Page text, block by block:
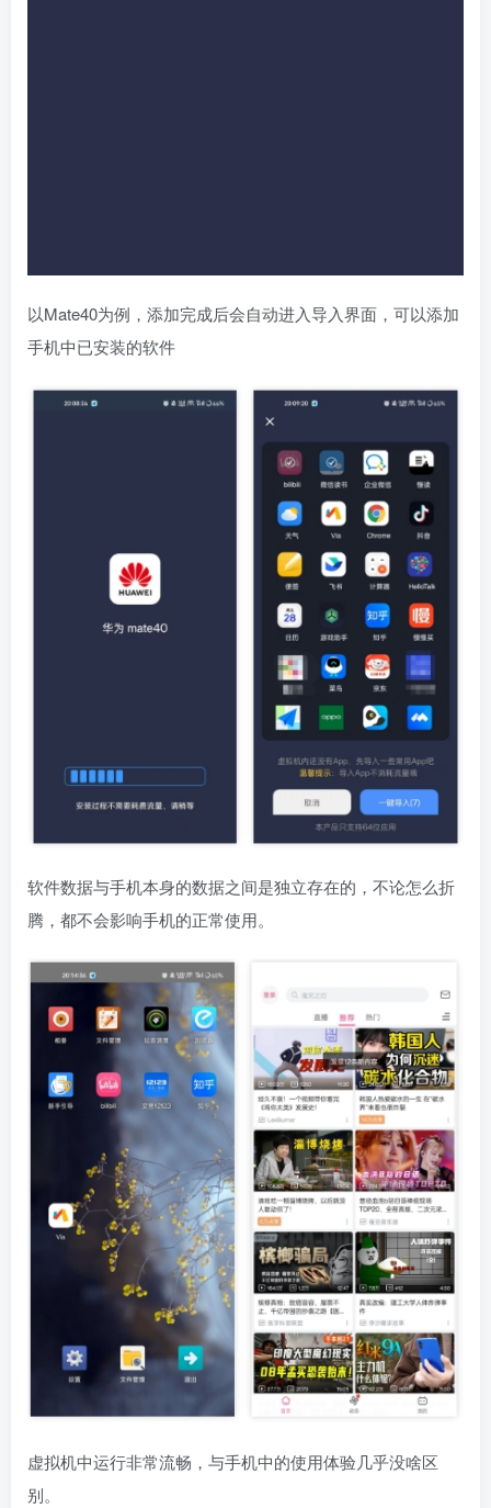
以Mate40为例，添加完成后会自动进入导入界面，可以添加
手机中已安装的软件
软件数据与手机本身的数据之间是独立存在的，不论怎么折
腾，都不会影响手机的正常使用。
虚拟机中运行非常流畅，与手机中的使用体验几乎没啥区
别。